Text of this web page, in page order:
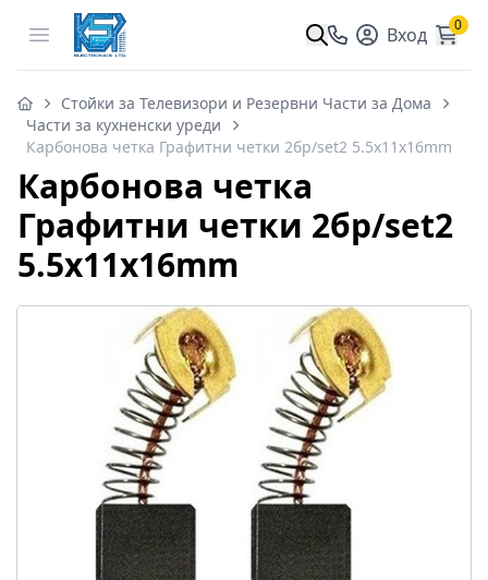
Open menu Вход 0
Стойки за Телевизори и Резервни Части за Дома
Части за кухненски уреди
Карбонова четка Графитни четки 2бр/set2 5.5x11x16mm
Карбонова четка
Графитни четки 2бр/set2
5.5x11x16mm